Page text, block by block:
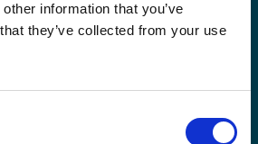
information that you’ve
they’ve collected from your use